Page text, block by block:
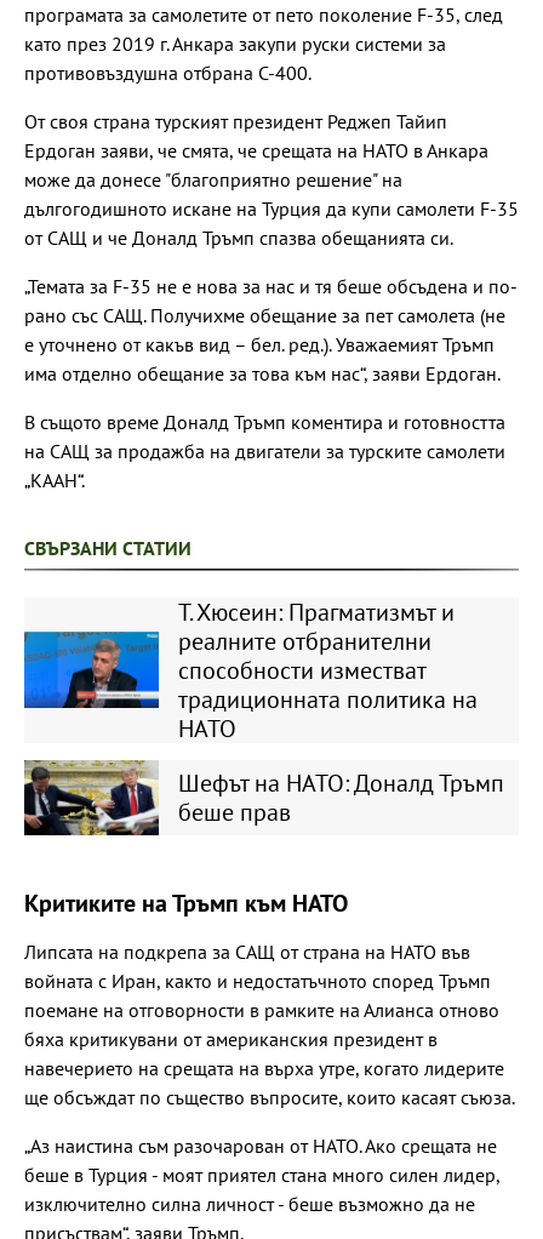
програмата за самолетите от пето поколение F-35, след
като през 2019 г. Анкара закупи руски системи за
противовъздушна отбрана С-400.
От своя страна турският президент Реджеп Тайип
Ердоган заяви, че смята, че срещата на НАТО в Анкара
може да донесе "благоприятно решение" на
дългогодишното искане на Турция да купи самолети F-35
от САЩ и че Доналд Тръмп спазва обещанията си.
„Темата за F-35 не е нова за нас и тя беше обсъдена и по-
рано със САЩ. Получихме обещание за пет самолета (не
е уточнено от какъв вид – бел. ред.). Уважаемият Тръмп
има отделно обещание за това към нас“, заяви Ердоган.
В същото време Доналд Тръмп коментира и готовността
на САЩ за продажба на двигатели за турските самолети
„KAAН“.
СВЪРЗАНИ СТАТИИ
Т. Хюсеин: Прагматизмът и
реалните отбранителни
способности изместват
традиционната политика на
НАТО
Шефът на НАТО: Доналд Тръмп
беше прав
Критиките на Тръмп към НАТО
Липсата на подкрепа за САЩ от страна на НАТО във
войната с Иран, както и недостатъчното според Тръмп
поемане на отговорности в рамките на Алианса отново
бяха критикувани от американския президент в
навечерието на срещата на върха утре, когато лидерите
ще обсъждат по същество въпросите, които касаят съюза.
„Аз наистина съм разочарован от НАТО. Ако срещата не
беше в Турция - моят приятел стана много силен лидер,
изключително силна личност - беше възможно да не
присъствам“, заяви Тръмп.